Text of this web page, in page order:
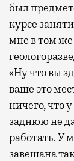
был
курсе
мне в том же
«Ну что вы
ваше это
ничего, что
заднюю не
работать. У
завешана